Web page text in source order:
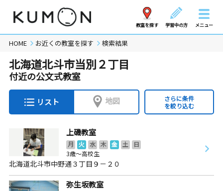
教室を探す 学習中の方 メニュー
HOME お近くの教室を探す 検索結果
北海道北斗市当別２丁目
付近の公文式教室
リスト 地図
さらに条件
を絞り込む
上磯教室
月 火 水 木 金 土
日
3歳～高校生
北海道北斗市中野通３丁目９－２０
弥生坂教室